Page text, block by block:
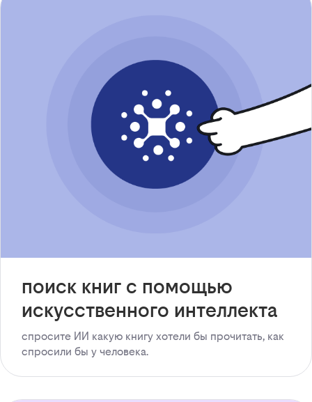
поиск книг с помощью
искусственного интеллекта
спросите ИИ какую книгу хотели бы прочитать, как
спросили бы у человека.